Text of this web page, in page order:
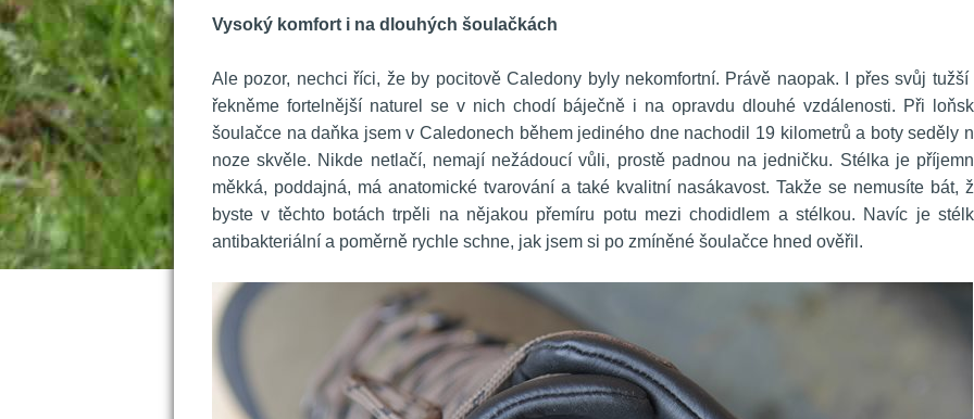
Vysoký komfort i na dlouhých šoulačkách
Ale pozor, nechci říci, že by pocitově Caledony byly nekomfortní. Právě naopak. I přes svůj tužší
řekněme fortelnější naturel se v nich chodí báječně i na opravdu dlouhé vzdálenosti. Při
šoulačce na daňka jsem v Caledonech během jediného dne nachodil 19 kilometrů a boty seděly
noze skvěle. Nikde netlačí, nemají nežádoucí vůli, prostě padnou na jedničku. Stélka je
měkká, poddajná, má anatomické tvarování a také kvalitní nasákavost. Takže se nemusíte bát,
byste v těchto botách trpěli na nějakou přemíru potu mezi chodidlem a stélkou. Navíc je
antibakteriální a poměrně rychle schne, jak jsem si po zmíněné šoulačce hned ověřil.